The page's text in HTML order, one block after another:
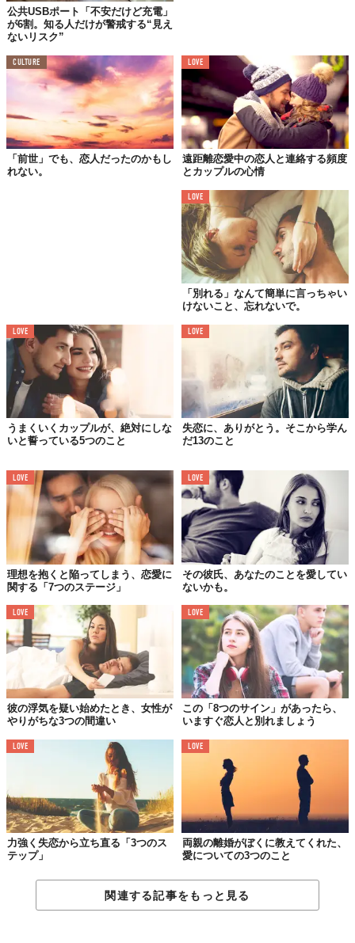
分からは連絡をしないもの。12時間たっても24時間たっても。正
直、私自身もこんな感じでラインを引いていたわ。
03.
何かに利用されただけ？
あんなに助けてきてあげたのに、今や相手にもされない。必要な
ものが手に入ったら、あなたの役目は終わり。さようならってい
うわけ。
別れようとまではしてなくても、あなたの優先順位は下がってる
でしょうね。そして、あなたは気づくの。タイミングがすべてな
04.
ソーシャルメディア
これに関しては、もう私から言う必要はないわね。
05.
あなたのために時間を
作ってくれてた
あなたのために時間をつくってくたり、尽くしてくれたり。まさ
に、これはゲームの初期段階。毎日のように電話やメッセージを
して、1日中連絡が途絶えない、なんてこともあった。
でも、それって徐々に収まってきてない？連絡も会うのも面倒そ
うにしている恋人に、ちょっと変だなって思うかも。理由もない
のにそんなことが起こるはずない！ってね。
相手をかばうわけじゃないけど、こればっかりは仕方ないこと。
なんでも最初は夢中になるけど、物事は変わっていく。手に入っ
てしまえば努力もしなくなるし、興味だってなくなってくる。他
の誰かに興味を持ってしまうこともあるわ。
あなたが期待するよりも相手の中で低くランキングされているな
ら、早く別れを告げるべき。
でも相手はあなたをキープして、利
公共USBポート「不安だけど充電」
が6割。知る人だけが警戒する“見え
ないリスク”
CULTURE
「前世」でも、恋人だったのかもし
れない。
LOVE
遠距離恋愛中の恋人と連絡する頻度
とカップルの心情
LOVE
「別れる」なんて簡単に言っちゃい
けないこと、忘れないで。
LOVE
うまくいくカップルが、絶対にしな
いと誓っている5つのこと
LOVE
失恋に、ありがとう。そこから学ん
だ13のこと
LOVE
理想を抱くと陥ってしまう、恋愛に
関する「7つのステージ」
LOVE
その彼氏、あなたのことを愛してい
ないかも。
LOVE
彼の浮気を疑い始めたとき、女性が
やりがちな3つの間違い
LOVE
この「8つのサイン」があったら、
いますぐ恋人と別れましょう
LOVE
力強く失恋から立ち直る「3つのス
テップ」
LOVE
両親の離婚がぼくに教えてくれた、
愛についての3つのこと
関連する記事をもっと見る